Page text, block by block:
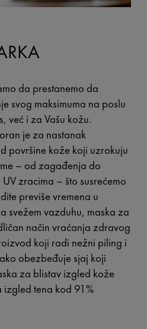
da prestanemo da
svog maksimuma na poslu
već i za Vašu kožu.
je za nastanak
površine kože koji uzrokuju
– od zagađenja do
zracima – što susrećemo
previše vremena u
svežem vazduhu, maska za
način vraćanja zdravog
koji radi nežni piling i
obezbeđuje sjaj koji
za blistav izgled kože
izgled tena kod 91%